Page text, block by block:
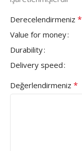
Derecelendirmeniz *
Value for money
Durability
Delivery speed
Değerlendirmeniz *